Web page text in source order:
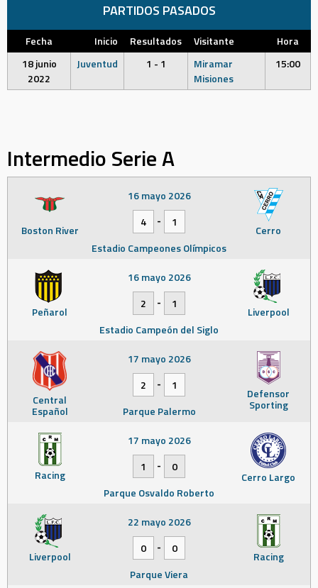
PARTIDOS PASADOS
Fecha Inicio Resultados Visitante
Hora
18 junio
2022
Juventud 1 - 1
Miramar
Misiones
15:00
Intermedio Serie A
Boston River Cerro
16 mayo 2026
4
-
1
Estadio Campeones Olímpicos
Peñarol Liverpool
16 mayo 2026
2
-
1
Estadio Campeón del Siglo
Central
Español
Defensor
Sporting
17 mayo 2026
2
-
1
Parque Palermo
Racing Cerro Largo
17 mayo 2026
1
-
0
Parque Osvaldo Roberto
Liverpool Racing
22 mayo 2026
0
-
0
Parque Viera